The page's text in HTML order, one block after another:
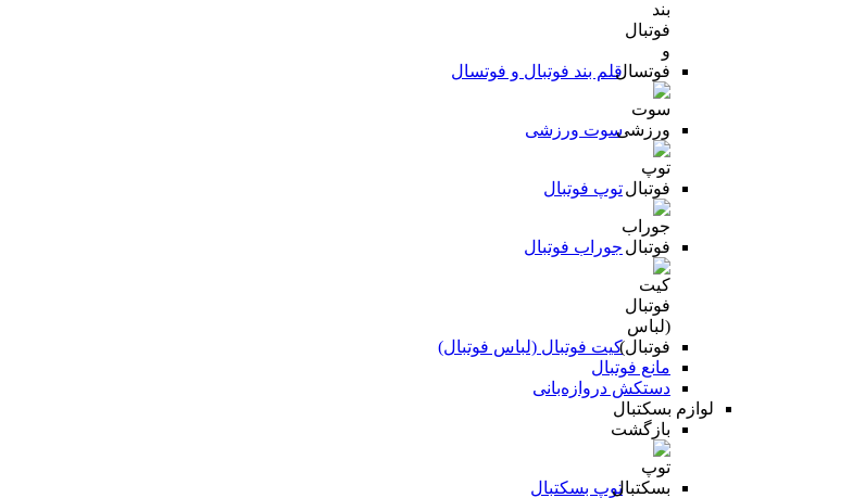
قلم بند فوتبال و فوتسال
سوت ورزشی
توپ فوتبال
جوراب فوتبال
کیت فوتبال (لباس فوتبال)
مانع فوتبال
دستکش دروازه‌بانی
لوازم بسکتبال
بازگشت
توپ بسکتبال